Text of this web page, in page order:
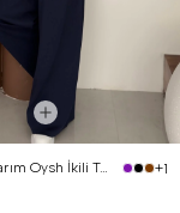
Elegant Tasarım Oysh İkili Takım Lacivert
+1